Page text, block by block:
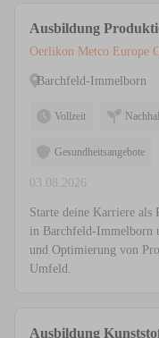
Ausbildung
Oerlikon Metco Europe
Barchfeld-Immelborn
Vollzeit
Gesundheitsangebote
03.08.2026
Starte deine Karriere als
in Barchfeld-Immelborn
und Optimierung von
Umfeld.
Ausbildung